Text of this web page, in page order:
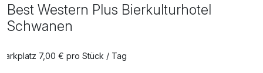
Kinder Ravensburger Spieleland
pro Person
Best Western Plus Bierkulturhotel
Schwanen
Parkplatz 7,00 € pro Stück / Tag